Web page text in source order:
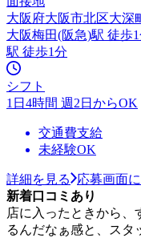
大阪府大阪市北区大深
大阪梅田(阪急)駅 徒歩
駅 徒歩1分
シフト
1日4時間 週2日からOK
交通費支給
未経験OK
詳細を見る
応募画面
新着口コミあり
店に入ったときから、
るんだなぁ感と、スタ